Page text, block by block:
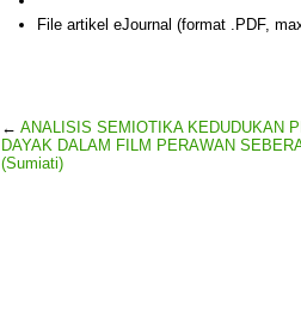
File artikel eJournal (format .PDF,
← ANALISIS SEMIOTIKA KEDUDUKAN
DAYAK DALAM FILM PERAWAN
(Sumiati)